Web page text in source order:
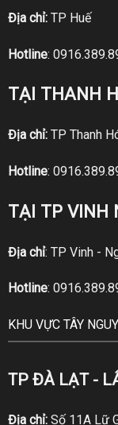
Địa chỉ:TP Huế
Hotline:
TẠI THANH
Địa chỉ:TP Thanh
Hotline:
TẠI TP VINH
Địa chỉ: TP Vinh -
Hotline:
KHU VỰC TÂY
TP ĐÀ LẠT -
Địa chỉ:Số 11A Lữ